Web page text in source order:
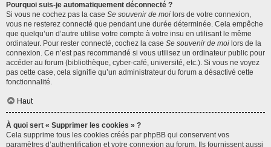
Pourquoi suis-je automatiquement déconnecté ?
Si vous ne cochez pas la case Se souvenir de moi lors de votre connexion,
vous ne resterez connecté que pendant une durée déterminée. Cela empêche
que quelqu’un d’autre utilise votre compte à votre insu en utilisant le même
ordinateur. Pour rester connecté, cochez la case Se souvenir de moi lors de la
connexion. Ce n’est pas recommandé si vous utilisez un ordinateur public pour
accéder au forum (bibliothèque, cyber-café, université, etc.). Si vous ne voyez
pas cette case, cela signifie qu’un administrateur du forum a désactivé cette
fonctionnalité.
Haut
À quoi sert « Supprimer les cookies » ?
Cela supprime tous les cookies créés par phpBB qui conservent vos
paramètres d’authentification et votre connexion au forum. Ils fournissent aussi